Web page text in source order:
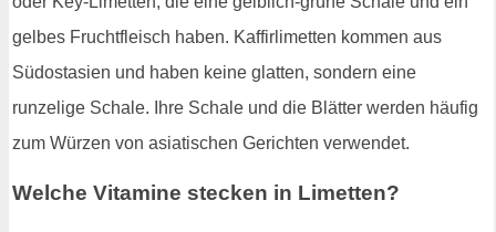
gelbes Fruchtfleisch haben. Kaffirlimetten kommen aus
Südostasien und haben keine glatten, sondern eine
runzelige Schale. Ihre Schale und die Blätter werden häufig
zum Würzen von asiatischen Gerichten verwendet.
Welche Vitamine stecken in Limetten?